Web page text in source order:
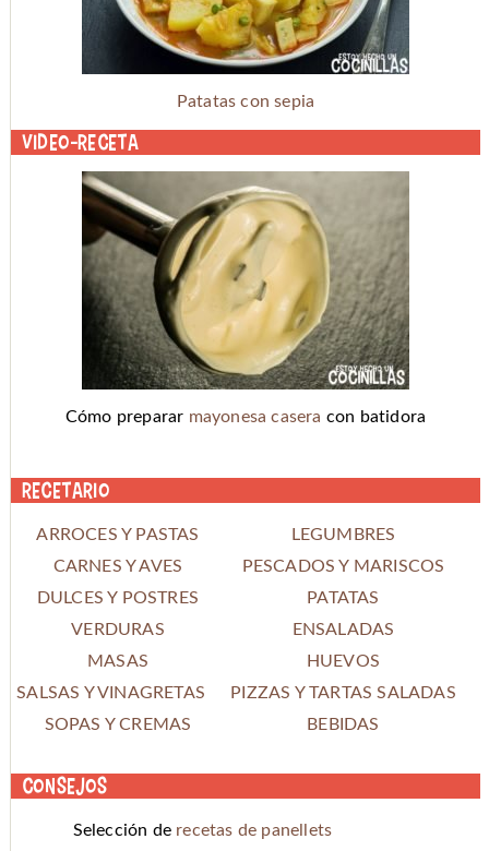
Patatas con sepia
Video-receta
Cómo preparar mayonesa casera con batidora
Recetario
ARROCES Y PASTAS
LEGUMBRES
CARNES Y AVES
PESCADOS Y MARISCOS
DULCES Y POSTRES
PATATAS
VERDURAS
ENSALADAS
MASAS
HUEVOS
SALSAS Y VINAGRETAS
PIZZAS Y TARTAS SALADAS
SOPAS Y CREMAS
BEBIDAS
Consejos
Selección de recetas de panellets